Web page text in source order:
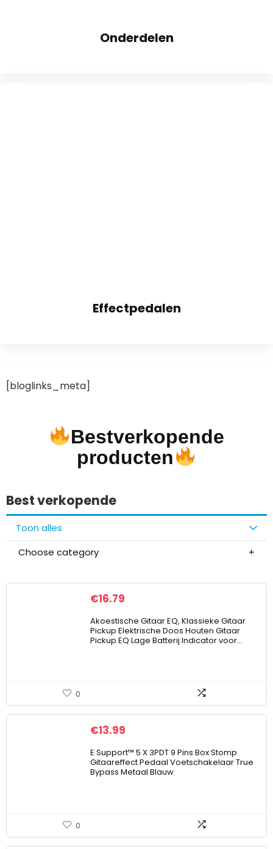
Onderdelen
Effectpedalen
[bloglinks_meta]
Bestverkopende
producten
Best verkopende
Toon alles
Choose category
€16.79
Akoestische Gitaar EQ, Klassieke Gitaar
Pickup Elektrische Doos Houten Gitaar
Pickup EQ Lage Batterij Indicator voor…
0
€13.99
E Support™ 5 X 3PDT 9 Pins Box Stomp
Gitaareffect Pedaal Voetschakelaar True
Bypass Metaal Blauw
0